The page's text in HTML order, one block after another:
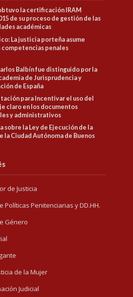
obtuvo la certificación IRAM
de su proceso de gestión de las
académicas
La justicia porteña asume
competencias penales
Balbín fue distinguido por la
de Jurisprudencia y
de España
para Incentivar el uso del
claro en los documentos
y administrativos
sobre la Ley de Ejecución de la
la Ciudad Autónoma de Buenos
de Justicia
Políticas Penitenciarias y DD.HH.
Género
de la Mujer
Judicial